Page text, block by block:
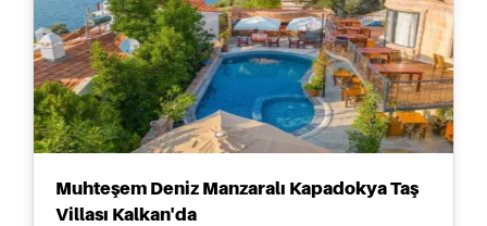
Muhteşem Deniz Manzaralı Kapadokya Taş
Villası Kalkan'da